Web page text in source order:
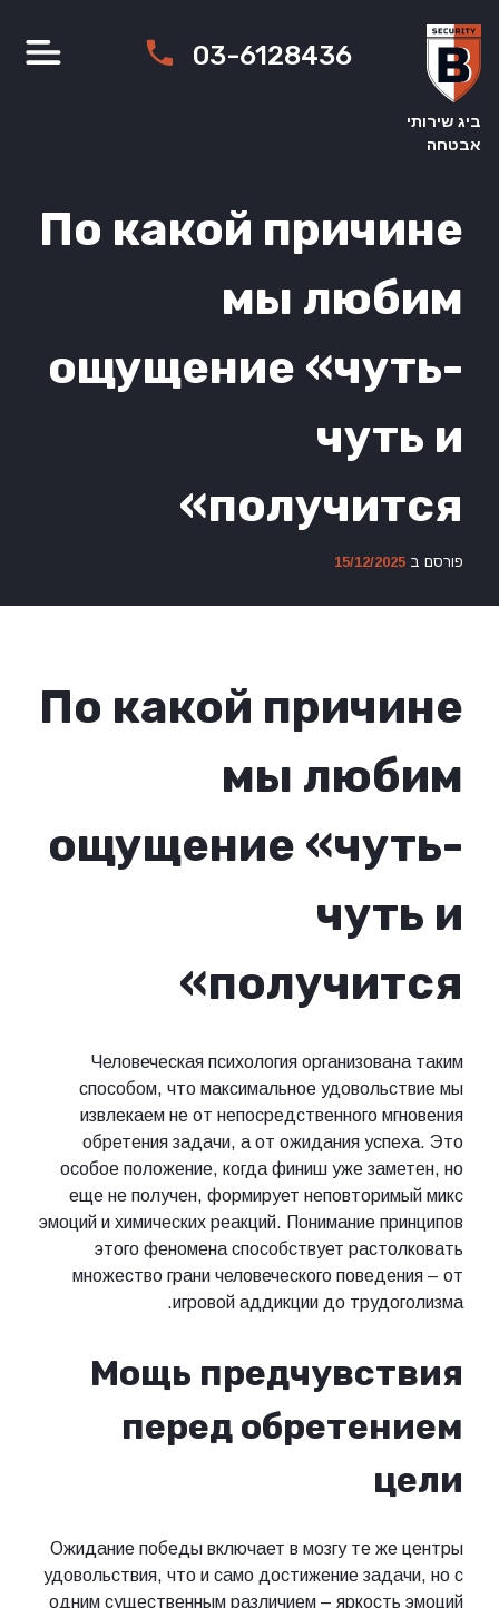
content
ביג שירותי
אבטחה
03-6128436
По какой причине
мы любим
ощущение «чуть-
чуть и
получится»
פורסם ב 15/12/2025
По какой причине
мы любим
ощущение «чуть-
чуть и
получится»
Человеческая психология организована таким
способом, что максимальное удовольствие мы
извлекаем не от непосредственного мгновения
обретения задачи, а от ожидания успеха. Это
особое положение, когда финиш уже заметен, но
еще не получен, формирует неповторимый микс
эмоций и химических реакций. Понимание принципов
этого феномена способствует растолковать
множество грани человеческого поведения – от
игровой аддикции до трудоголизма.
Мощь предчувствия
перед обретением
цели
Ожидание победы включает в мозгу те же центры
удовольствия, что и само достижение задачи, но с
одним существенным различием – яркость эмоций